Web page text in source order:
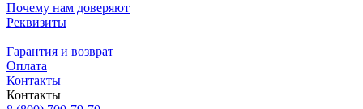
Почему нам доверяют
Реквизиты
Гарантия и возврат
Оплата
Контакты
Контакты